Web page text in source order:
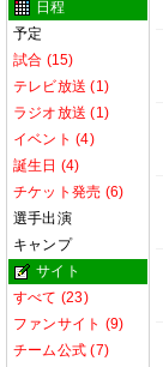
日程
予定
試合 (15)
テレビ放送 (1)
ラジオ放送 (1)
イベント (4)
誕生日 (4)
チケット発売 (6)
選手出演
キャンプ
サイト
すべて (23)
ファンサイト (9)
チーム公式 (7)